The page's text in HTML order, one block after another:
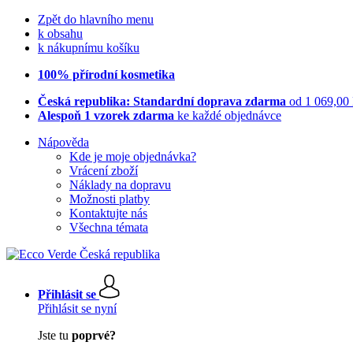
Zpět do hlavního menu
k obsahu
k nákupnímu košíku
100% přírodní kosmetika
Česká republika: Standardní doprava zdarma od 1 069,00
Alespoň 1 vzorek zdarma ke každé objednávce
Nápověda
Kde je moje objednávka?
Vrácení zboží
Náklady na dopravu
Možnosti platby
Kontaktujte nás
Všechna témata
Přihlásit se
Přihlásit se nyní
Jste tu poprvé?